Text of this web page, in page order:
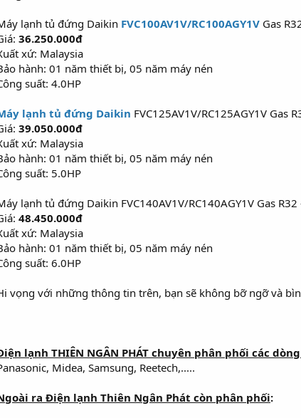
lạnh tủ đứng Daikin FVC100AV1V/RC100AGY1V Gas
36.250.000đ
xứ: Malaysia
hành: 01 năm thiết bị, 05 năm máy nén
suất: 4.0HP
lạnh tủ đứng Daikin FVC125AV1V/RC125AGY1V Gas
39.050.000đ
xứ: Malaysia
hành: 01 năm thiết bị, 05 năm máy nén
suất: 5.0HP
lạnh tủ đứng Daikin FVC140AV1V/RC140AGY1V Gas R32
48.450.000đ
xứ: Malaysia
hành: 01 năm thiết bị, 05 năm máy nén
suất: 6.0HP
vọng với những thông tin trên, bạn sẽ không bỡ ngỡ và
lạnh THIÊN NGÂN PHÁT chuyên phân phối các
Midea, Samsung, Reetech,.....
ra Điện lạnh Thiên Ngân Phát còn phân phối: